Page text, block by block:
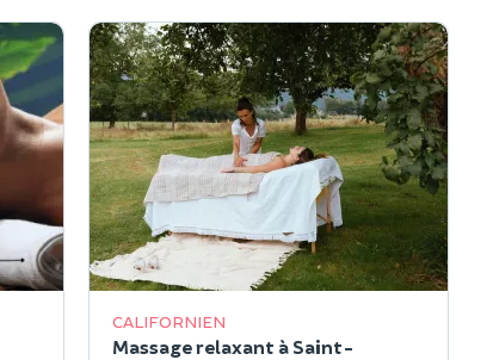
CALIFORNIEN
Massage relaxant à Saint-